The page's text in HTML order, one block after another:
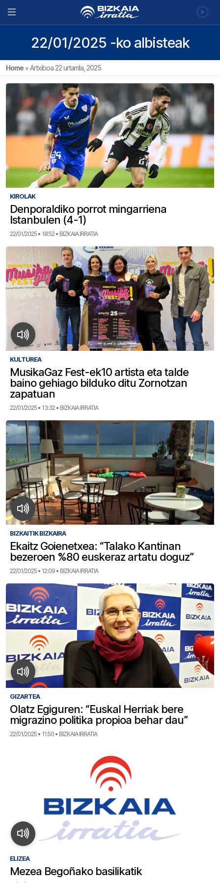
22/01/2025 -ko albisteak
Home »Artxiboa 22 urtarrila, 2025
KIROLAK
Denporaldiko porrot mingarriena
Istanbulen (4-1)
22/01/2025 • 18:52 • BIZKAIA IRRATIA
KULTUREA
MusikaGaz Fest-ek10 artista eta talde
baino gehiago bilduko ditu Zornotzan
zapatuan
22/01/2025 • 13:32 • BIZKAIA IRRATIA
BIZKAITIK BIZKAIRA
Ekaitz Goienetxea: “Talako Kantinan
bezeroen %80 euskeraz artatu doguz”
22/01/2025 • 12:09 • BIZKAIA IRRATIA
GIZARTEA
Olatz Egiguren: “Euskal Herriak bere
migrazino politika propioa behar dau”
22/01/2025 • 11:50 • BIZKAIA IRRATIA
ELIZEA
Mezea Begoñako basilikatik